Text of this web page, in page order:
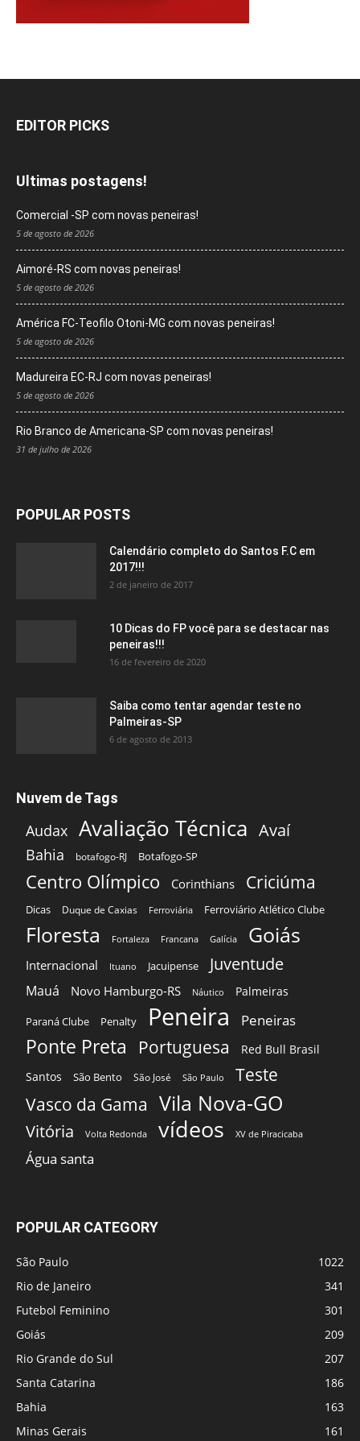
EDITOR PICKS
Ultimas postagens!
Comercial -SP com novas peneiras!
5 de agosto de 2026
Aimoré-RS com novas peneiras!
5 de agosto de 2026
América FC-Teofilo Otoni-MG com novas peneiras!
5 de agosto de 2026
Madureira EC-RJ com novas peneiras!
5 de agosto de 2026
Rio Branco de Americana-SP com novas peneiras!
31 de julho de 2026
POPULAR POSTS
Calendário completo do Santos F.C em
2017!!!
2 de janeiro de 2017
10 Dicas do FP você para se destacar nas
peneiras!!!
16 de fevereiro de 2020
Saiba como tentar agendar teste no
Palmeiras-SP
6 de agosto de 2013
Nuvem de Tags
Audax Avaliação Técnica Avaí
Bahia botafogo-RJ Botafogo-SP
Centro Olímpico Corinthians Criciúma
Dicas Duque de Caxias Ferroviária Ferroviário Atlético Clube
Floresta Fortaleza Francana Galícia Goiás
Internacional Ituano Jacuipense Juventude
Mauá Novo Hamburgo-RS Náutico Palmeiras
Paraná Clube Penalty Peneira Peneiras
Ponte Preta Portuguesa
Red Bull Brasil
Santos
São Bento São José São Paulo Teste
Vasco da Gama Vila Nova-GO
Vitória Volta Redonda vídeos XV de Piracicaba
Água santa
POPULAR CATEGORY
São Paulo
1022
Rio de Janeiro
341
Futebol Feminino
301
Goiás
209
Rio Grande do Sul
207
Santa Catarina
186
Bahia
163
Minas Gerais
161